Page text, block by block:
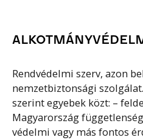
Rendvédelmi szerv, azon
nemzetbiztonsági
szerint egyebek közt: –
Magyarország
védelmi vagy más fontos